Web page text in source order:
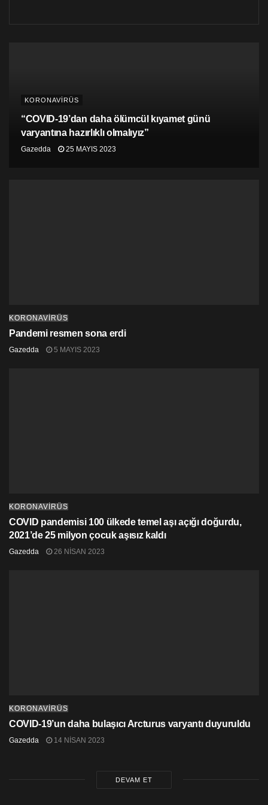
KORONAVİRÜS
“COVID-19’dan daha ölümcül kıyamet günü
varyantına hazırlıklı olmalıyız”
Gazedda 25 MAYIS 2023
KORONAVİRÜS
Pandemi resmen sona erdi
Gazedda 5 MAYIS 2023
KORONAVİRÜS
COVID pandemisi 100 ülkede temel aşı açığı doğurdu,
2021’de 25 milyon çocuk aşısız kaldı
Gazedda 26 NISAN 2023
KORONAVİRÜS
COVID-19’un daha bulaşıcı Arcturus varyantı duyuruldu
Gazedda 14 NISAN 2023
DEVAM ET